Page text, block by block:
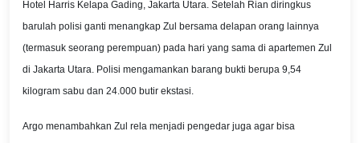
Hotel Harris Kelapa Gading, Jakarta Utara. Setelah Rian diringkus
barulah polisi ganti menangkap Zul bersama delapan orang lainnya
(termasuk seorang perempuan) pada hari yang sama di apartemen Zul
di Jakarta Utara. Polisi mengamankan barang bukti berupa 9,54
kilogram sabu dan 24.000 butir ekstasi.
Argo menambahkan Zul rela menjadi pengedar juga agar bisa